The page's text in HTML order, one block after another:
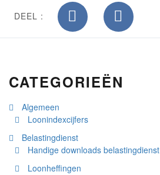
DEEL :
CATEGORIEËN
Algemeen
Loonindexcijfers
Belastingdienst
Handige downloads belastingdienst
Loonheffingen